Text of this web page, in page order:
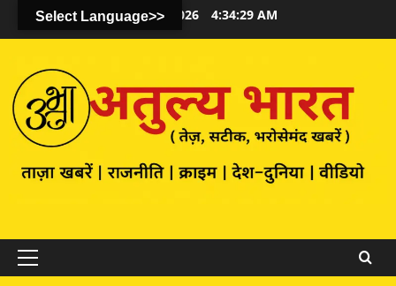
August 7, 2026 4:34:30 AM
Primary
Select Language>>